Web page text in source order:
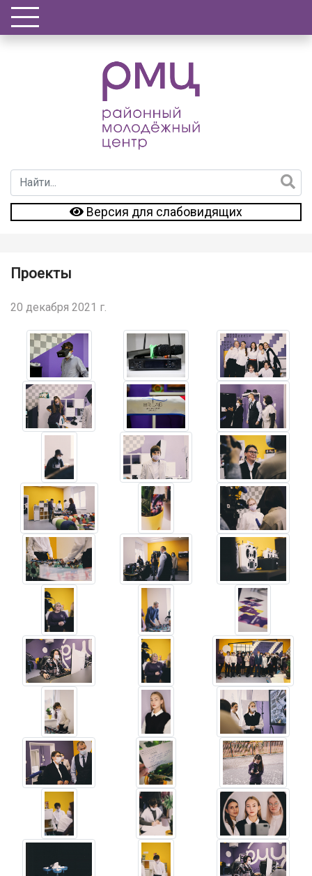
Версия для слабовидящих
Проекты
20 декабря 2021 г.